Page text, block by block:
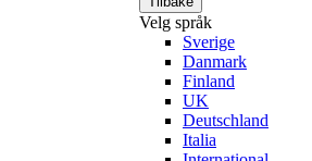
Velg språk
Sverige
Danmark
Finland
UK
Deutschland
Italia